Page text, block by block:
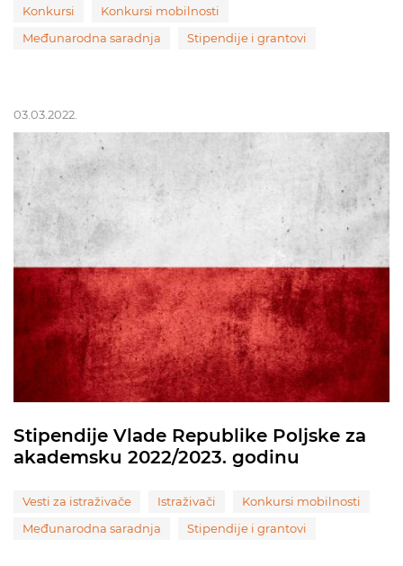
Konkursi
Konkursi mobilnosti
Međunarodna saradnja
Stipendije i grantovi
03.03.2022.
Stipendije Vlade Republike Poljske za
akademsku 2022/2023. godinu
Vesti za istraživače Istraživači
Konkursi mobilnosti
Međunarodna saradnja
Stipendije i grantovi